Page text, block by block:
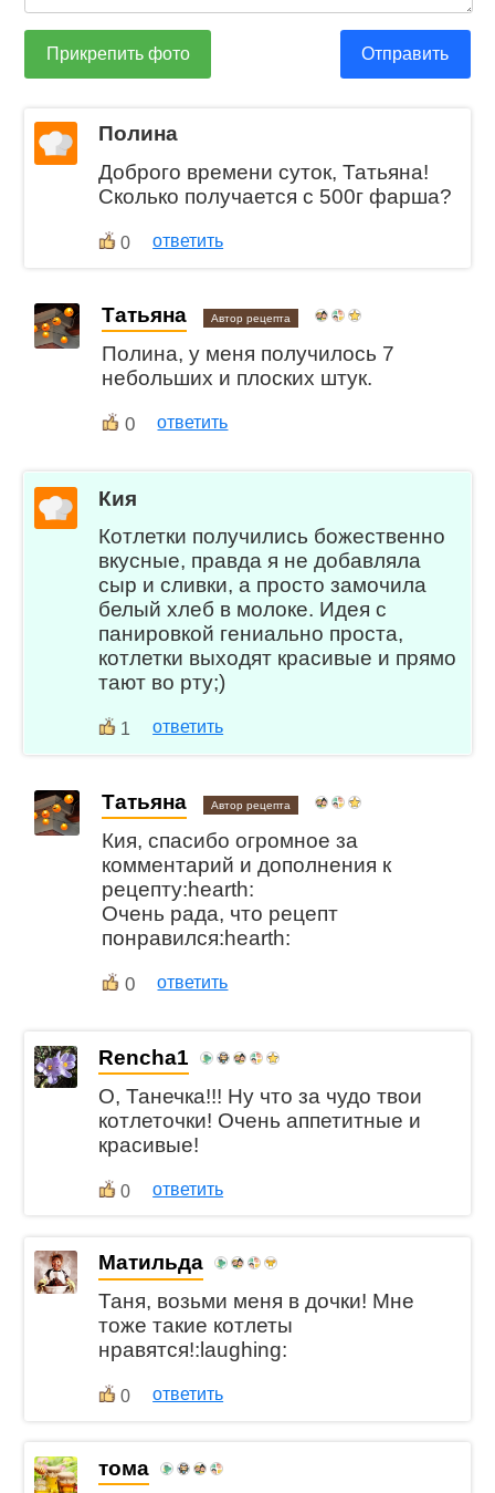
Прикрепить фото Отправить
Полина
Доброго времени суток, Татьяна!
Сколько получается с 500г фарша?
0 ответить
Татьяна Автор рецепта
Полина, у меня получилось 7
небольших и плоских штук.
0 ответить
Кия
Котлетки получились божественно
вкусные, правда я не добавляла
сыр и сливки, а просто замочила
белый хлеб в молоке. Идея с
панировкой гениально проста,
котлетки выходят красивые и прямо
тают во рту;)
1 ответить
Татьяна Автор рецепта
Кия, спасибо огромное за
комментарий и дополнения к
рецепту:hearth:
Очень рада, что рецепт
понравился:hearth:
0 ответить
Rencha1
О, Танечка!!! Ну что за чудо твои
котлеточки! Очень аппетитные и
красивые!
0 ответить
Матильда
Таня, возьми меня в дочки! Мне
тоже такие котлеты
нравятся!:laughing:
0 ответить
тома